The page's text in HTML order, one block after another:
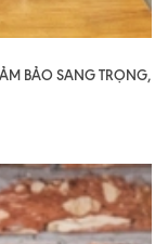
BẢO SANG TRỌNG,